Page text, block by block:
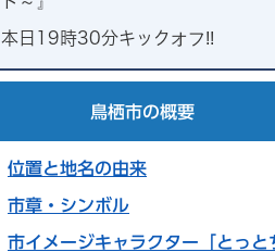
本日19時30分キックオフ!!
鳥栖市の概要
位置と地名の由来
市章・シンボル
市イメージキャラクター「とっと